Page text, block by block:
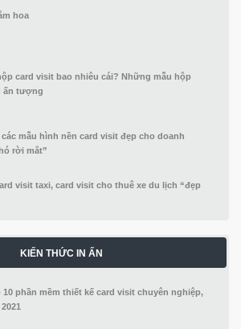
hoa
card visit bao nhiêu cái? Những mẫu hộp
ấn tượng
mẫu hình nền card visit đẹp cho doanh
rời mắt”
visit taxi, card visit cho thuê xe du lịch “đẹp
KIẾN THỨC IN ẤN
10 phần mềm thiết kế card visit chuyên nghiệp,